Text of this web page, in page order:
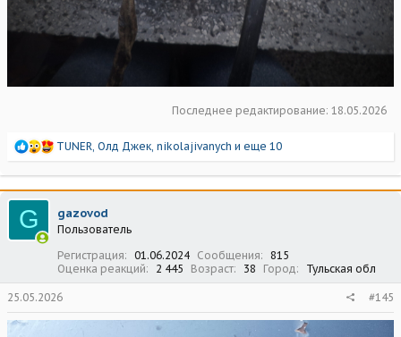
Последнее редактирование: 18.05.2026
Р
а
к
и
и
TUNER Олд Джек nikolajivanych и еще 10
G gazovod
Пользователь
Регистрация
01.06.2024 Сообщения
815
Оценка реакций
2 445 Возраст 38 Город Тульская обл
25.05.2026 #145